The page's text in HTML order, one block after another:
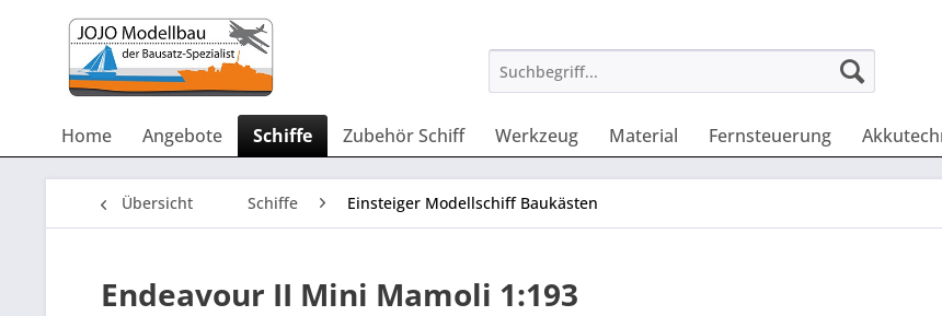
Home Angebote Schiffe Zubehör Schiff Werkzeug Material Fernsteuerung
Übersicht Schiffe Einsteiger Modellschiff Baukästen
Endeavour II Mini Mamoli 1:193